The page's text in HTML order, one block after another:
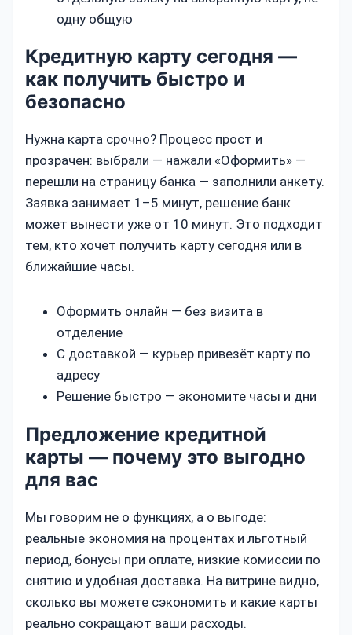
одну общую
Кредитную карту сегодня —
как получить быстро и
безопасно
Нужна карта срочно? Процесс прост и
прозрачен: выбрали — нажали «Оформить» —
перешли на страницу банка — заполнили анкету.
Заявка занимает 1–5 минут, решение банк
может вынести уже от 10 минут. Это подходит
тем, кто хочет получить карту сегодня или в
ближайшие часы.
Оформить онлайн — без визита в
отделение
С доставкой — курьер привезёт карту по
адресу
Решение быстро — экономите часы и дни
Предложение кредитной
карты — почему это выгодно
для вас
Мы говорим не о функциях, а о выгоде:
реальные экономия на процентах и льготный
период, бонусы при оплате, низкие комиссии по
снятию и удобная доставка. На витрине видно,
сколько вы можете сэкономить и какие карты
реально сокращают ваши расходы.